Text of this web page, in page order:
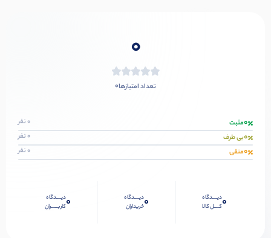
0
تعداد امتیازها0
0مثبت 0 نفر
0بی طرف 0 نفر
0منفی 0 نفر
0دیــــدگاه
کــــل کالا
0دیــــدگاه
خریداران
0دیــــدگاه
کاربـــــران